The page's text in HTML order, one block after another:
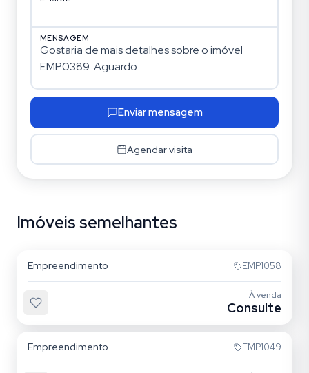
MENSAGEM
Enviar mensagem
Agendar visita
Imóveis semelhantes
Sem foto
Vila da Saúde
Empreendimento EMP1058
À venda
Consulte
Sem foto
Empreendimento EMP1049